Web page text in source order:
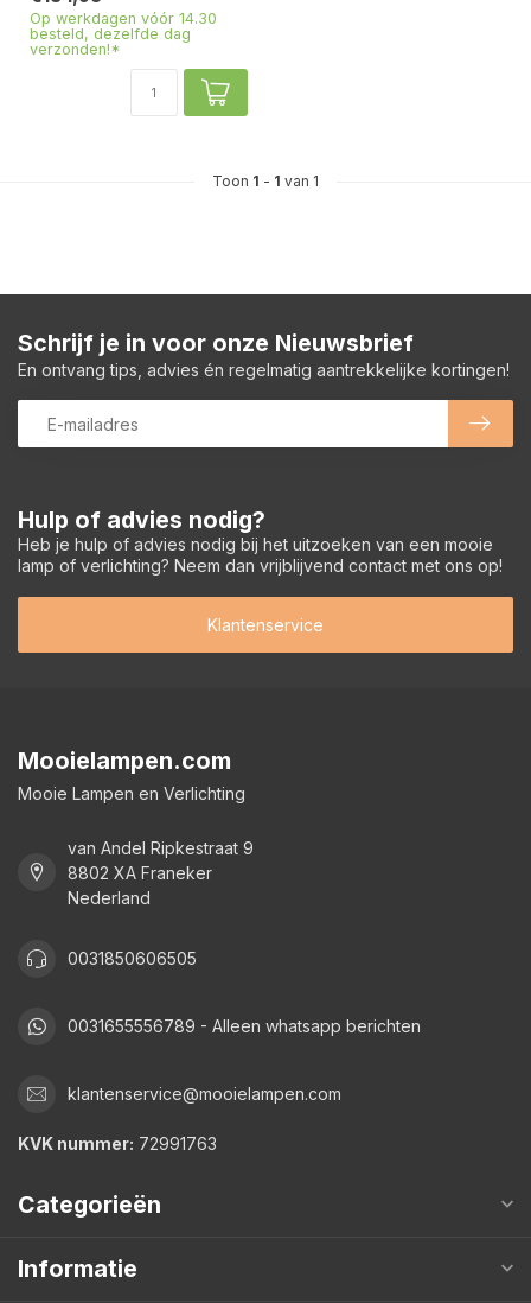
Op werkdagen vóór 14.30
besteld, dezelfde dag
verzonden!*
Toon 1 - 1 van 1
Hulp of advies nodig?
Heb je hulp of advies nodig bij het uitzoeken van een mooie
lamp of verlichting? Neem dan vrijblijvend contact met ons op!
Klantenservice
Schrijf je in voor onze Nieuwsbrief
En ontvang tips, advies én regelmatig aantrekkelijke kortingen!
Mooielampen.com
Mooie Lampen en Verlichting
van Andel Ripkestraat 9
8802 XA Franeker
Nederland
0031850606505
0031655556789 - Alleen whatsapp berichten
klantenservice@mooielampen.com
KVK nummer: 72991763
Categorieën
Informatie